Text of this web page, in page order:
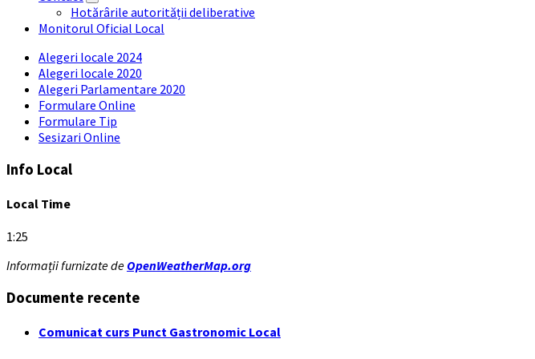
Hotărârile autorității deliberative
Monitorul Oficial Local
Alegeri locale 2024
Alegeri locale 2020
Alegeri Parlamentare 2020
Formulare Online
Formulare Tip
Sesizari Online
Info Local
Local Time
1:25
Informații furnizate de OpenWeatherMap.org
Documente recente
Comunicat curs Punct Gastronomic Local